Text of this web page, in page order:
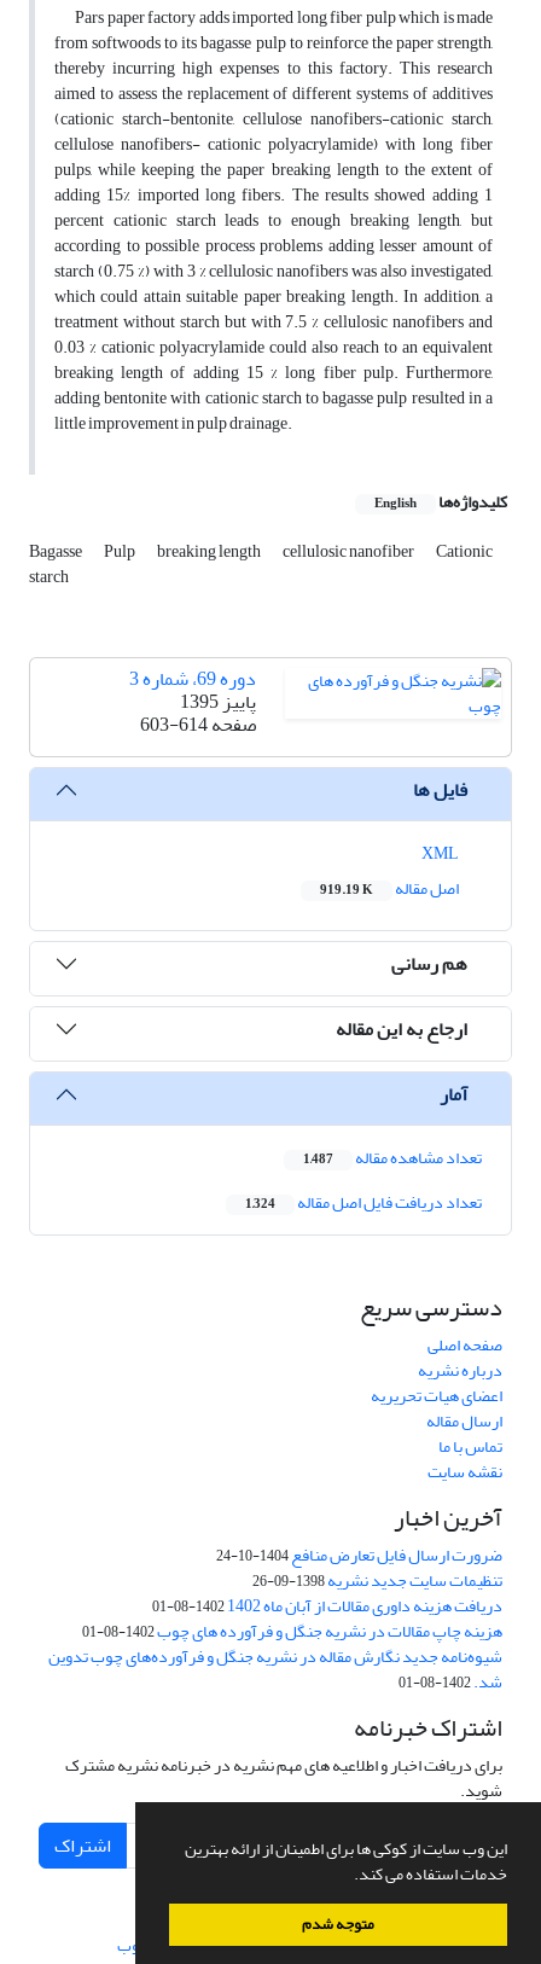
این وب سایت از کوکی ها برای اطمینان از ارائه بهترین
خدمات استفاده می کند.
متوجه شدم
Pars paper factory adds imported long fiber pulp which is made
from softwoods to its bagasse pulp to reinforce the paper strength,
thereby incurring high expenses to this factory. This research
aimed to assess the replacement of different systems of additives
(cationic starch-bentonite, cellulose nanofibers-cationic starch,
cellulose nanofibers- cationic polyacrylamide) with long fiber
pulps, while keeping the paper breaking length to the extent of
adding 15% imported long fibers. The results showed adding 1
percent cationic starch leads to enough breaking length, but
according to possible process problems adding lesser amount of
starch (0.75 %) with 3 % cellulosic nanofibers was also investigated,
which could attain suitable paper breaking length. In addition, a
treatment without starch but with 7.5 % cellulosic nanofibers and
0.03 % cationic polyacrylamide could also reach to an equivalent
breaking length of adding 15 % long fiber pulp. Furthermore,
adding bentonite with cationic starch to bagasse pulp resulted in a
little improvement in pulp drainage.
کلیدواژه‌ها English
Bagasse Pulp breaking length cellulosic nanofiber Cationic
starch
دوره 69، شماره 3
پاییز 1395
صفحه603-614
فایل ها
اصل مقاله
919.19 K
هم رسانی
ارجاع به این مقاله
آمار
تعداد مشاهده مقاله 1,487
تعداد دریافت فایل اصل مقاله 1,324
دسترسی سریع
صفحه اصلی
درباره نشریه
اعضای هیات تحریریه
ارسال مقاله
تماس با ما
نقشه سایت
آخرین اخبار
ضرورت ارسال فایل تعارض منافع1404-10-24
تنظیمات سایت جدید نشریه1398-09-26
دریافت هزینه داوری مقالات از آبان ماه 1402 1402-08-01
هزینه چاپ مقالات در نشریه جنگل و فرآورده های چوب1402-08-01
شیوه‌نامه جدید نگارش مقاله در نشریه جنگل و فرآورده‌های چوب تدوین
شد.1402-08-01
اشتراک خبرنامه
برای دریافت اخبار و اطلاعیه های مهم نشریه در خبرنامه نشریه مشترک
شوید.
اشتراک
سامانه مدیریت نشریات علمی.طراحی و پیاده سازی از سیناوب